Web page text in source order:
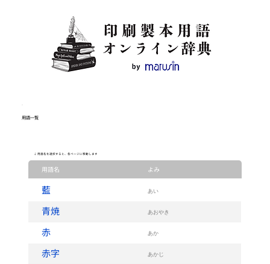
用語一覧
↓ 用語名を選択すると、各ページに移動します
用語名 よみ
藍 あい
青焼 あおやき
赤 あか
赤字 あかじ